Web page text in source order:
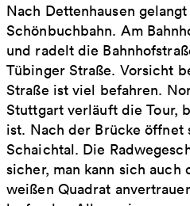
Nach Dettenhausen
Schönbuchbahn. Am
und radelt die
Tübinger Straße. Vorsicht
Straße ist viel befahren.
Stuttgart verläuft die Tour,
ist. Nach der Brücke öffnet
Schaichtal. Die
sicher, man kann sich auch
weißen Quadrat